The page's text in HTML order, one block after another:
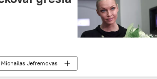
Michailas Jefremovas